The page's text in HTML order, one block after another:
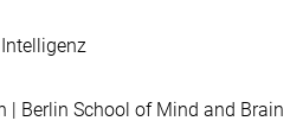
Berlin School of Mind and Brain